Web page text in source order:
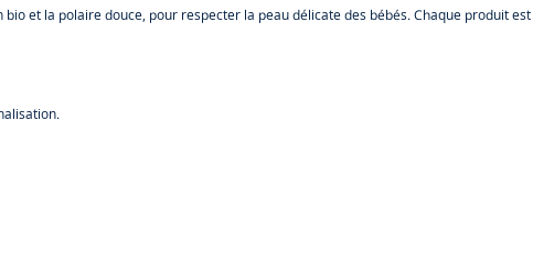
et la polaire douce, pour respecter la peau délicate des bébés. Chaque produit